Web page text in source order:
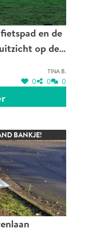
en de
op de
Tina B.
0 0 0
BANKJE!